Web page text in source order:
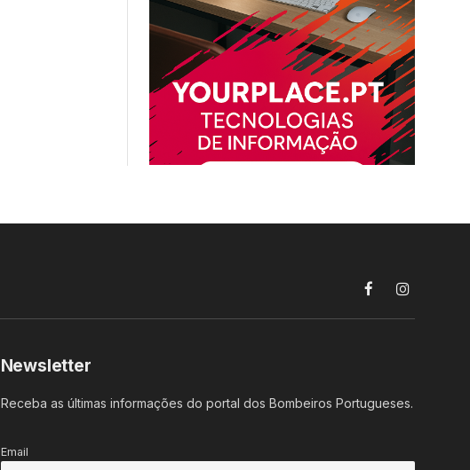
FacebookInstagram
Newsletter
Receba as últimas informações do portal dos Bombeiros Portugueses.
Email